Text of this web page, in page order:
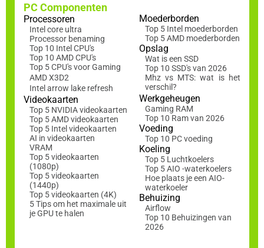
PC Componenten
Processoren
Intel core ultra
Processor benaming
Top 10 Intel CPU's
Top 10 AMD CPU's
Top 5 CPU's voor Gaming
AMD X3D2
Intel arrow lake refresh
Videokaarten
Top 5 NVIDIA videokaarten
Top 5 AMD videokaarten
Top 5 Intel videokaarten
AI in videokaarten
VRAM
Top 5 videokaarten
(1080p)
Top 5 videokaarten
(1440p)
Top 5 videokaarten (4K)
5 Tips om het maximale uit
je GPU te halen
Moederborden
Top 5 Intel moederborden
Top 5 AMD moederborden
Opslag
Wat is een SSD
Top 10 SSD's van 2026
Mhz vs MTS: wat is het
verschil?
Werkgeheugen
Gaming RAM
Top 10 Ram van 2026
Voeding
Top 10 PC voeding
Koeling
Top 5 Luchtkoelers
Top 5 AIO -waterkoelers
Hoe plaats je een AIO-
waterkoeler
Behuizing
Airflow
Top 10 Behuizingen van
2026